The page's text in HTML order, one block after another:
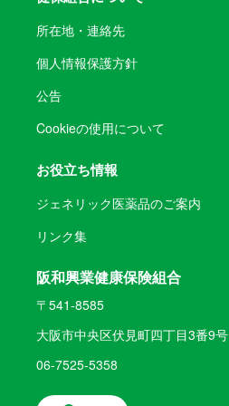
所在地・連絡先
個人情報保護方針
公告
Cookieの使用について
お役立ち情報
ジェネリック医薬品のご案内
リンク集
阪和興業健康保険組合
〒541-8585
大阪市中央区伏見町四丁目3番9号
06-7525-5358